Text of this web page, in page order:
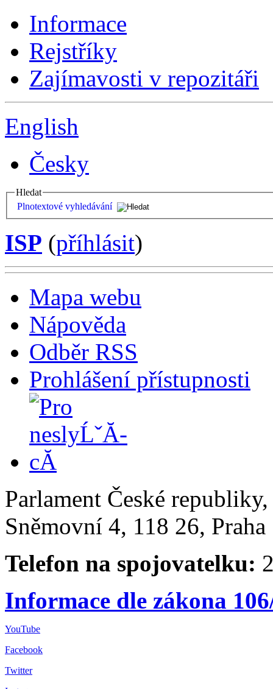
Informace
Rejstříky
Zajímavosti v repozitáři
English
Česky
Hledat
Plnotextové vyhledávání
ISP (příhlásit)
Mapa webu
Nápověda
Odběr RSS
Prohlášení přístupnosti
Parlament České
Sněmovní 4, 118 26,
Telefon na spojovatelku:
Informace dle zákona
YouTube
Facebook
Twitter